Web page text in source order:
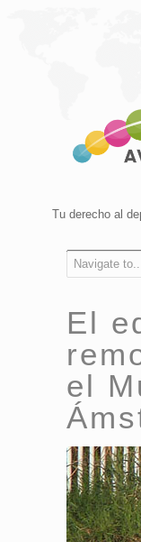
Tu derecho al
Navigate
El
el